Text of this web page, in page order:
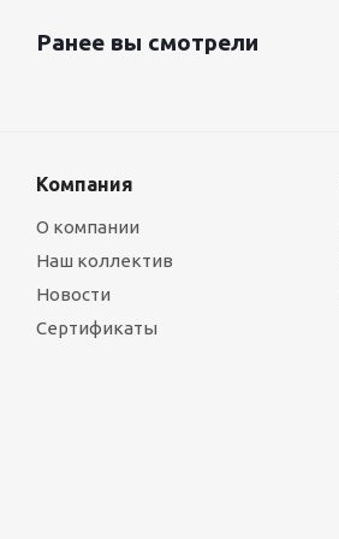
Ранее вы смотрели
Компания
О компании
Наш коллектив
Новости
Сертификаты